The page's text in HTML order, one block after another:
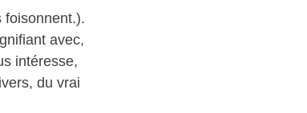
foisonnent.).
avec,
intéresse,
du vrai